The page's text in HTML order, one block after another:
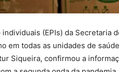
(EPIs) da Secretaria
em todas as unidades de
Siqueira, confirmou a